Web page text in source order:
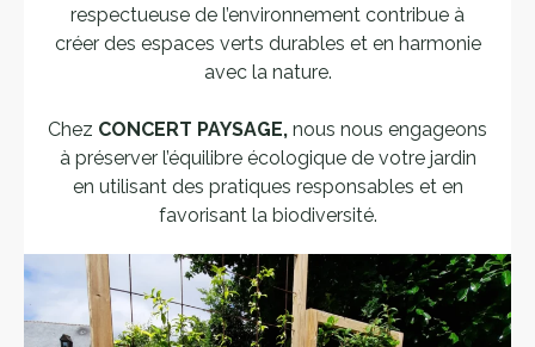
respectueuse de l’environnement contribue à
créer des espaces verts durables et en harmonie
avec la nature.
Chez CONCERT PAYSAGE, nous nous engageons
à préserver l’équilibre écologique de votre jardin
en utilisant des pratiques responsables et en
favorisant la biodiversité.